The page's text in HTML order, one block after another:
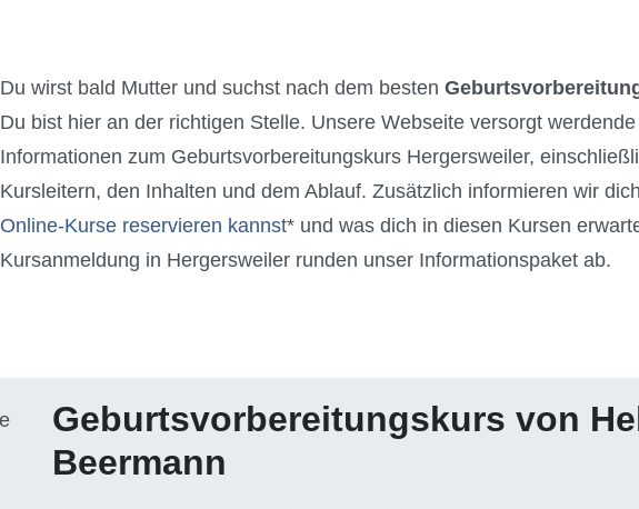
Du wirst bald Mutter und suchst nach dem besten
Du bist hier an der richtigen Stelle. Unsere Webseite versorgt
Informationen zum Geburtsvorbereitungskurs Hergersweiler,
Kursleitern, den Inhalten und dem Ablauf. Zusätzlich informieren wir
Online-Kurse reservieren kannst* und was dich in diesen Kursen
Kursanmeldung in Hergersweiler runden unser Informationspaket ab.
Geburtsvorbereitungskurs von
Beermann